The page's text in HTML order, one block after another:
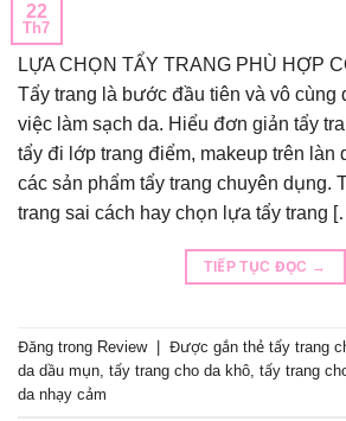
22
Th7
LỰA CHỌN TẨY TRANG PHÙ HỢP
Tẩy trang là bước đầu tiên và vô cùng
việc làm sạch da. Hiểu đơn giản tẩy
tẩy đi lớp trang điểm, makeup trên làn
các sản phẩm tẩy trang chuyên dụng.
trang sai cách hay chọn lựa tẩy trang
TIẾP TỤC ĐỌC →
Đăng trong Review Được gắn thẻ tẩy trang
da dầu mụn tẩy trang cho da khô tẩy trang
da nhạy cảm